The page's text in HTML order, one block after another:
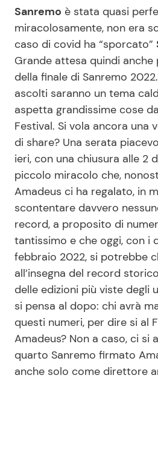
Salute
Viaggi e Turismo
Seguici
Info
Chi siamo
Disclaimer e Privacy
Redazione
Contattaci
Pubblicità
Privacy Policy
Sanremo è stata quasi
miracolosamente, non era
caso di covid ha “sporcato”
Grande attesa quindi
della finale di Sanremo
ascolti saranno un tema
aspetta grandissime cose
Festival. Si vola ancora una
di share? Una serata
ieri, con una chiusura alle 2
piccolo miracolo che,
Amadeus ci ha regalato, in
scontentare davvero
record, a proposito di
tantissimo e che oggi, con i
febbraio 2022, si potrebbe
all’insegna del record
delle edizioni più viste degli
si pensa al dopo: chi avrà
questi numeri, per dire si al
Amadeus? Non a caso, ci si
quarto Sanremo firmato
anche solo come direttore